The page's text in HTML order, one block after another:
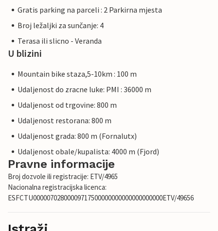
Gratis parking na parceli : 2 Parkirna mjesta
Broj ležaljki za sunčanje: 4
Terasa ili slicno - Veranda
U blizini
Mountain bike staza,5-10km : 100 m
Udaljenost do zracne luke: PMI : 36000 m
Udaljenost od trgovine: 800 m
Udaljenost restorana: 800 m
Udaljenost grada: 800 m (Fornalutx)
Udaljenost obale/kupalista: 4000 m (Fjord)
Pravne informacije
Broj dozvole ili registracije: ETV/4965
Nacionalna registracijska licenca:
ESFCTU00000702800009717500000000000000000000ETV/49656